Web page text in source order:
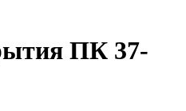
ПК 37-